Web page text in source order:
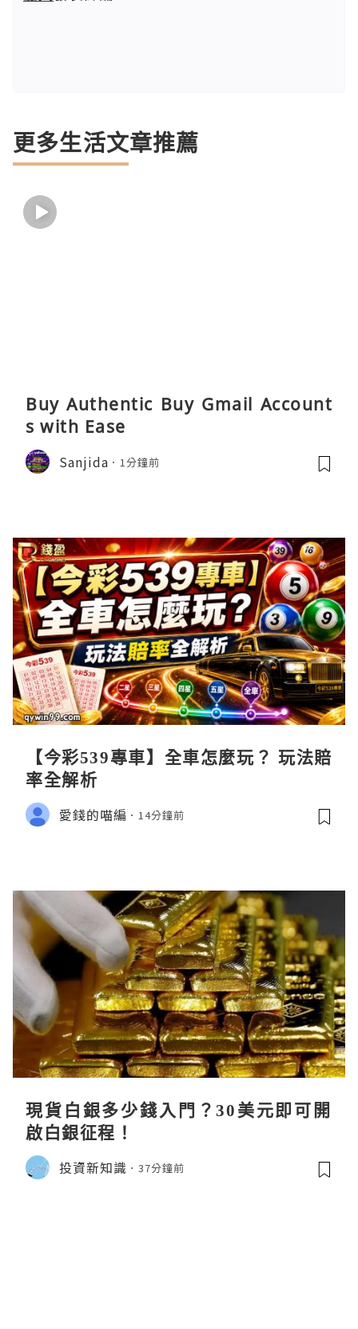
更多生活文章推薦
Buy Authentic Buy Gmail Account
s with Ease
Sanjida 1分鐘前
【今彩539專車】全車怎麼玩？ 玩法賠
率全解析
愛錢的喵編 14分鐘前
現貨白銀多少錢入門？30美元即可開
啟白銀征程！
投資新知識 37分鐘前